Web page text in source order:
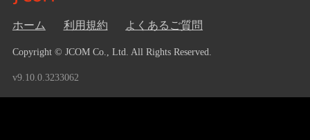
ホーム 利用規約 よくあるご質問
Copyright © JCOM Co., Ltd. All Rights Reserved.
v9.10.0.3233062